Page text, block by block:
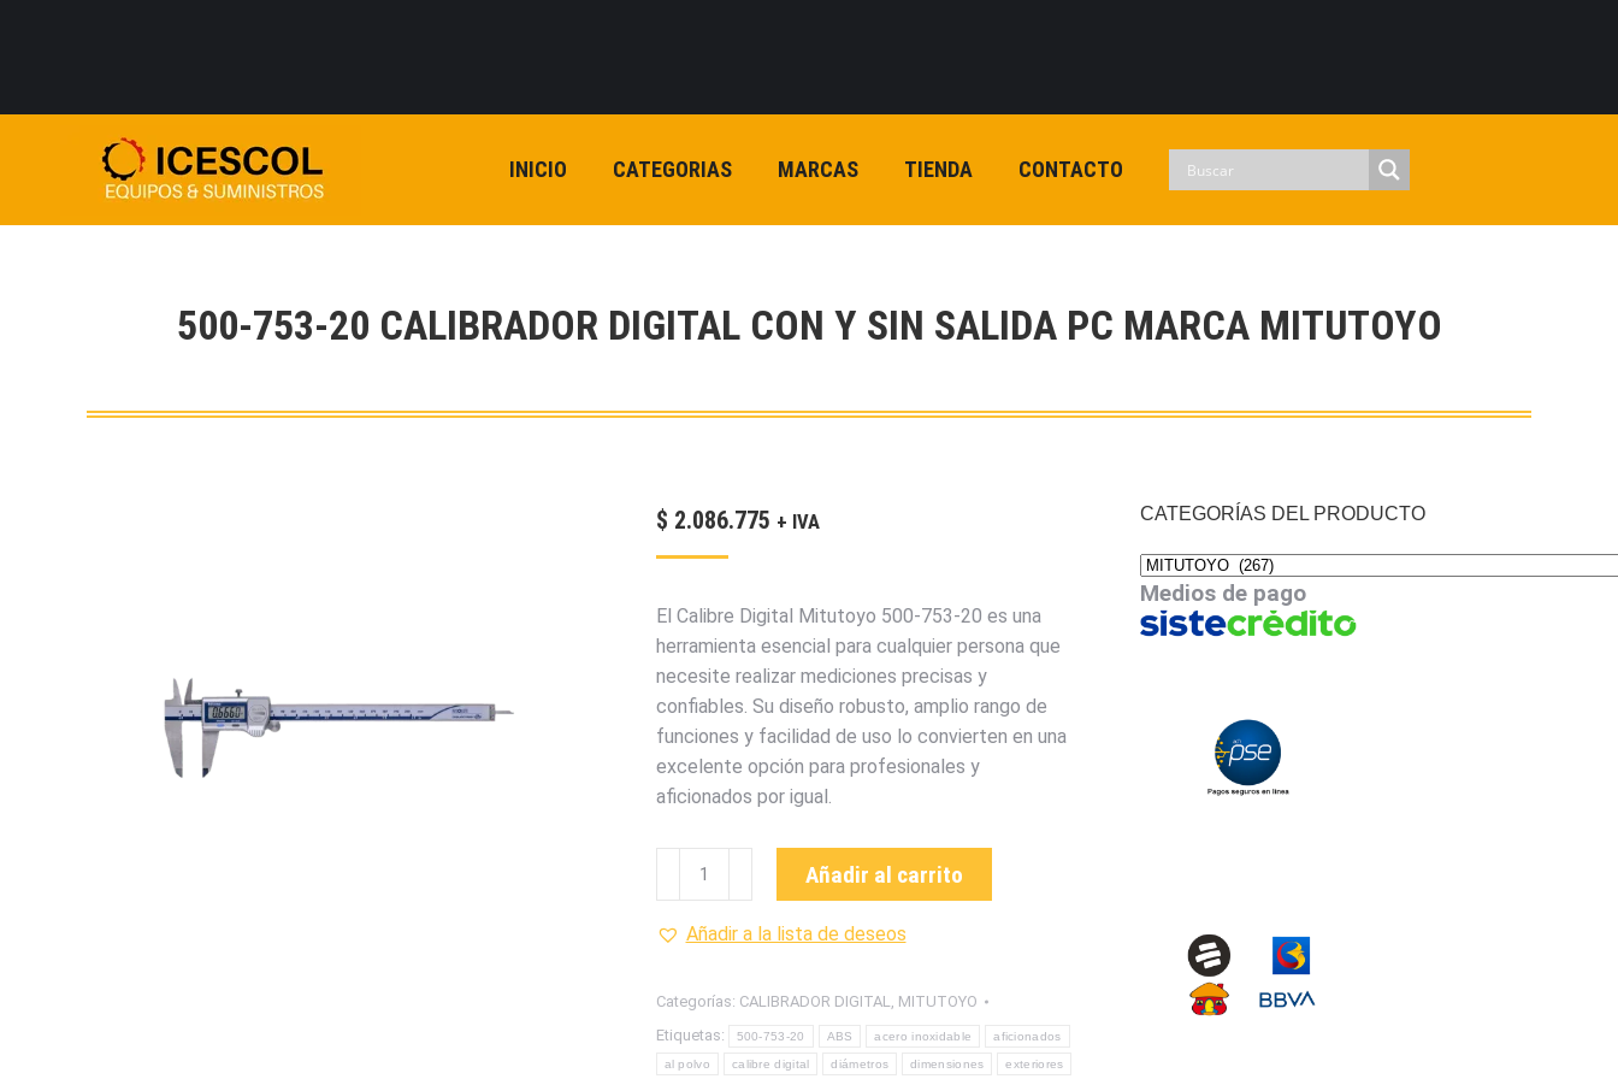
INICIO CATEGORIAS MARCAS TIENDA CONTACTO
500-753-20 CALIBRADOR DIGITAL CON Y SIN SALIDA PC MARCA MITUTOYO
$ 2.086.775 + IVA
El Calibre Digital Mitutoyo 500-753-20 es una
herramienta esencial para cualquier persona que
necesite realizar mediciones precisas y
confiables. Su diseño robusto, amplio rango de
funciones y facilidad de uso lo convierten en una
excelente opción para profesionales y
aficionados por igual.
20
CON
Y
SIN
Añadir al carrito
Añadir a la lista de deseos
Categorías: CALIBRADOR DIGITAL, MITUTOYO
Etiquetas:
500-753-20 ABS acero inoxidable aficionados
al polvo calibre digital diámetros dimensiones exteriores
CATEGORÍAS DEL PRODUCTO
Medios de pago